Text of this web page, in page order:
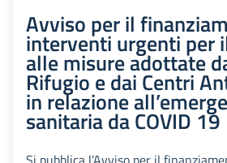
Avviso per il
interventi urgenti per
alle misure adottate
Rifugio e dai Centri
in relazione
sanitaria da COVID 19